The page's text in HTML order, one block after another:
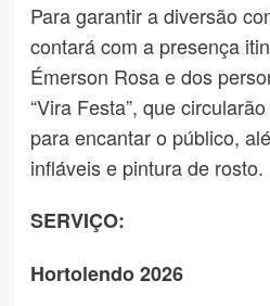
Para garantir a diversão
contará com a presença
Émerson Rosa e dos
“Vira Festa”, que
para encantar o público,
infláveis e pintura de rosto.
SERVIÇO:
Hortolendo 2026